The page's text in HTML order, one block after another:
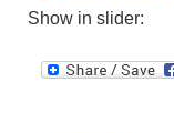
Show in slider: